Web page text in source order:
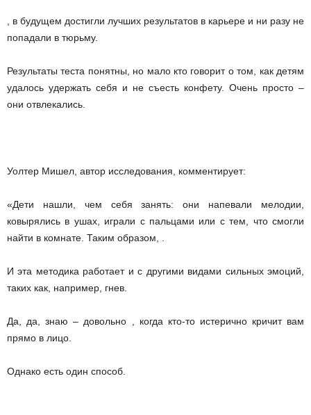
, в будущем достигли лучших результатов в карьере и ни разу не
попадали в тюрьму.
Результаты теста понятны, но мало кто говорит о том, как детям
удалось удержать себя и не съесть конфету. Очень просто –
они отвлекались.
Уолтер Мишел, автор исследования, комментирует:
«Дети нашли, чем себя занять: они напевали мелодии,
ковырялись в ушах, играли с пальцами или с тем, что смогли
найти в комнате. Таким образом, .
И эта методика работает и с другими видами сильных эмоций,
таких как, например, гнев.
Да, да, знаю – довольно , когда кто-то истерично кричит вам
прямо в лицо.
Однако есть один способ.